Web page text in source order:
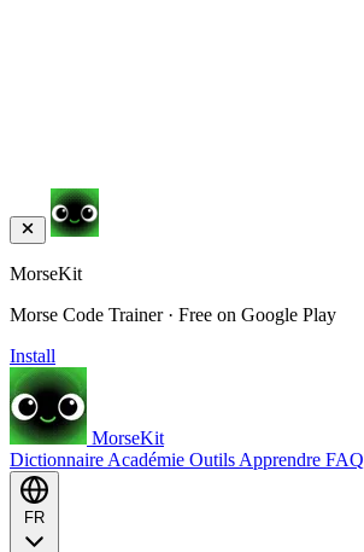
MorseKit
Morse Code Trainer · Free on Google Play
Install
MorseKit
Dictionnaire Académie Outils Apprendre FAQ